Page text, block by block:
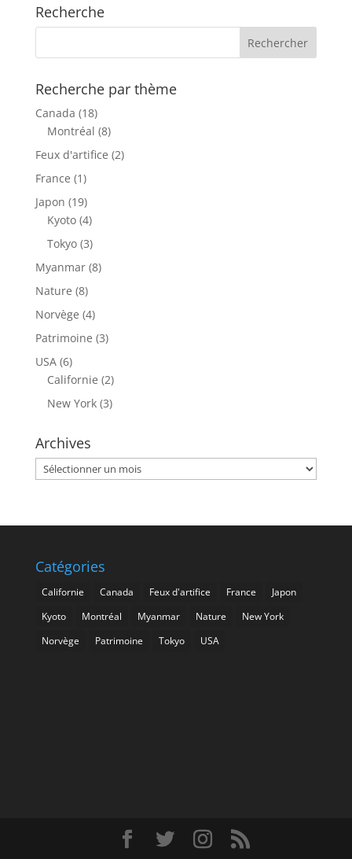
Recherche
Recherche par thème
Canada (18)
Montréal (8)
Feux d'artifice (2)
France (1)
Japon (19)
Kyoto(4)
Tokyo(3)
Myanmar(8)
Nature (8)
Norvège (4)
Patrimoine (3)
USA(6)
Californie (2)
New York(3)
Archives
Archives
Catégories
Californie Canada Feux d'artifice France
Japon
Kyoto
Montréal Myanmar Nature
New York
Norvège
Patrimoine Tokyo USA